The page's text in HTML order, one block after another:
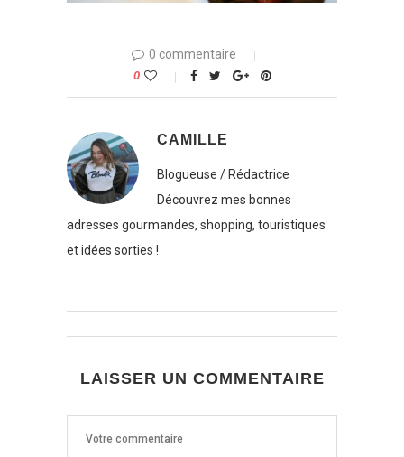
0 commentaire
0
CAMILLE
Blogueuse / Rédactrice
Découvrez mes bonnes
adresses gourmandes, shopping, touristiques
et idées sorties !
LAISSER UN COMMENTAIRE